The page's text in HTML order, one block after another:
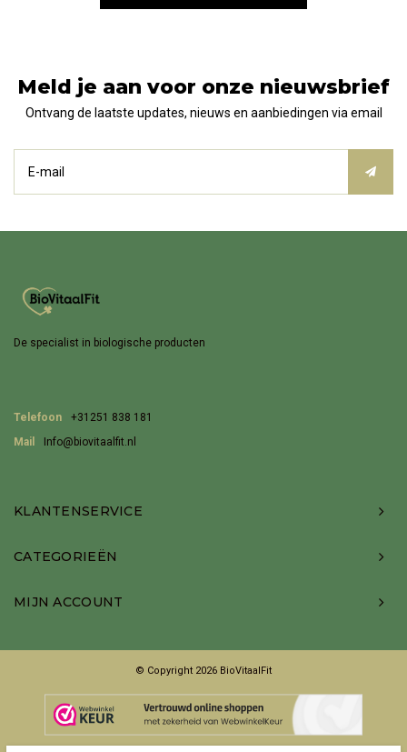
Meld je aan voor onze nieuwsbrief
Ontvang de laatste updates, nieuws en aanbiedingen via email
De specialist in biologische producten
Telefoon
+31251 838 181
Mail
Info@biovitaalfit.nl
KLANTENSERVICE
CATEGORIEËN
MIJN ACCOUNT
© Copyright 2026 BioVitaalFit